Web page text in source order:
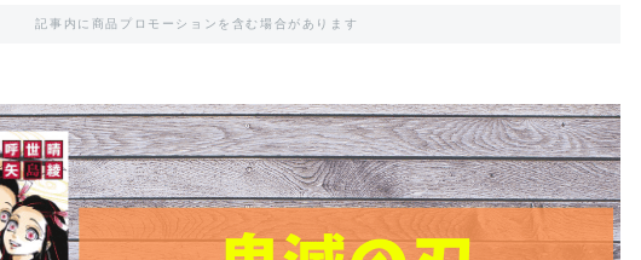
記事内に商品プロモーションを含む場合があります